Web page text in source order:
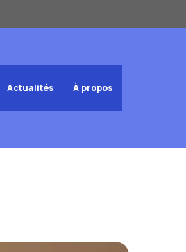
Actualités À propos